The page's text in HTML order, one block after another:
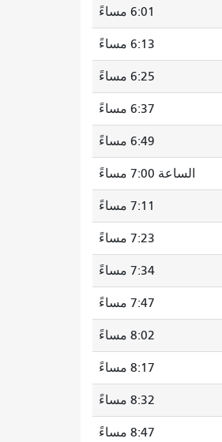
6:01 مساءً
6:13 مساءً
6:25 مساءً
6:37 مساءً
6:49 مساءً
الساعة 7:00 مساءً
7:11 مساءً
7:23 مساءً
7:34 مساءً
7:47 مساءً
8:02 مساءً
8:17 مساءً
8:32 مساءً
8:47 مساءً